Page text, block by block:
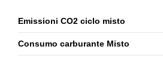
Emissioni CO2 ciclo misto
Consumo carburante Misto